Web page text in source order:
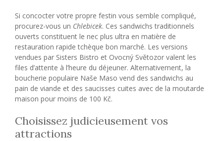
Si concocter votre propre festin vous semble compliqué,
procurez-vous un Chlebicek. Ces sandwichs traditionnels
ouverts constituent le nec plus ultra en matière de
restauration rapide tchèque bon marché. Les versions
vendues par Sisters Bistro et Ovocný Světozor valent les
files d’attente à l’heure du déjeuner. Alternativement, la
boucherie populaire Naše Maso vend des sandwichs au
pain de viande et des saucisses cuites avec de la moutarde
maison pour moins de 100 Kč.
Choisissez judicieusement vos
attractions